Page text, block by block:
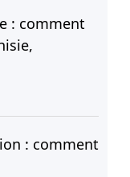
: comment
: comment